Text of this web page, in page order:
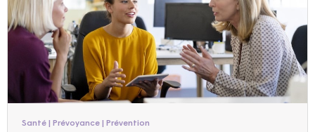
Santé | Prévoyance | Prévention